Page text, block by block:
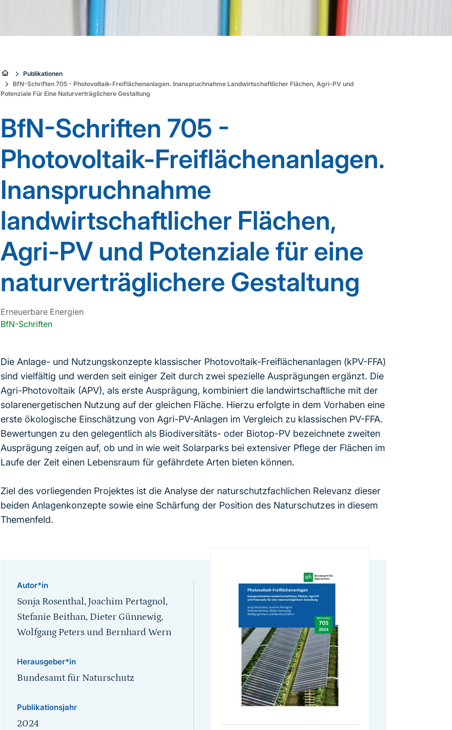
Sie
sind
hier:
Publikationen
BfN-Schriften 705 - Photovoltaik-Freiflächenanlagen. Inanspruchnahme Landwirtschaftlicher Flächen, Agri-PV und
Potenziale Für Eine Naturverträglichere Gestaltung
BfN-Schriften 705 -
Photovoltaik-Freiflächenanlagen.
Inanspruchnahme
landwirtschaftlicher Flächen,
Agri-PV und Potenziale für eine
naturverträglichere Gestaltung
Erneuerbare Energien
BfN-Schriften
Die Anlage- und Nutzungskonzepte klassischer Photovoltaik-Freiflächenanlagen (kPV-FFA)
sind vielfältig und werden seit einiger Zeit durch zwei spezielle Ausprägungen ergänzt. Die
Agri-Photovoltaik (APV), als erste Ausprägung, kombiniert die landwirtschaftliche mit der
solarenergetischen Nutzung auf der gleichen Fläche. Hierzu erfolgte in dem Vorhaben eine
erste ökologische Einschätzung von Agri-PV-Anlagen im Vergleich zu klassischen PV-FFA.
Bewertungen zu den gelegentlich als Biodiversitäts- oder Biotop-PV bezeichnete zweiten
Ausprägung zeigen auf, ob und in wie weit Solarparks bei extensiver Pflege der Flächen im
Laufe der Zeit einen Lebensraum für gefährdete Arten bieten können.
Ziel des vorliegenden Projektes ist die Analyse der naturschutzfachlichen Relevanz dieser
beiden Anlagenkonzepte sowie eine Schärfung der Position des Naturschutzes in diesem
Themenfeld.
Autor*in
Sonja Rosenthal, Joachim Pertagnol,
Stefanie Beithan, Dieter Günnewig,
Wolfgang Peters und Bernhard Wern
Herausgeber*in
Bundesamt für Naturschutz
Publikationsjahr
2024